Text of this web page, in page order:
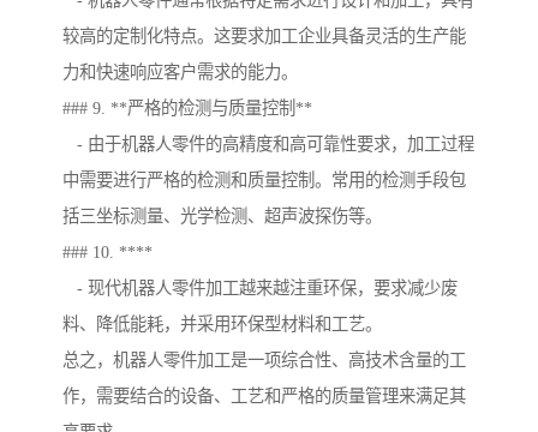
较高的定制化特点。这要求加工企业具备灵活的生产能
力和快速响应客户需求的能力。
### 9. **严格的检测与质量控制**
- 由于机器人零件的高精度和高可靠性要求，加工过程
中需要进行严格的检测和质量控制。常用的检测手段包
括三坐标测量、光学检测、超声波探伤等。
### 10. ****
- 现代机器人零件加工越来越注重环保，要求减少废
料、降低能耗，并采用环保型材料和工艺。
总之，机器人零件加工是一项综合性、高技术含量的工
作，需要结合的设备、工艺和严格的质量管理来满足其